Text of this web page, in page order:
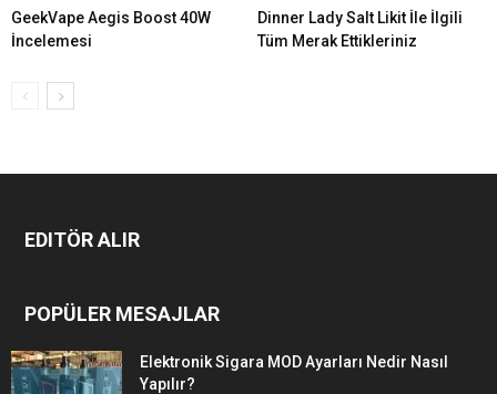
GeekVape Aegis Boost 40W
İncelemesi
Dinner Lady Salt Likit İle İlgili
Tüm Merak Ettikleriniz
EDITÖR ALIR
POPÜLER MESAJLAR
Elektronik Sigara MOD Ayarları Nedir Nasıl
Yapılır?